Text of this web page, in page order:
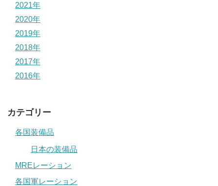
2021年
2020年
2019年
2018年
2017年
2016年
カテゴリー
各国装備品
日本の装備品
MREレーション
各国軍レーション